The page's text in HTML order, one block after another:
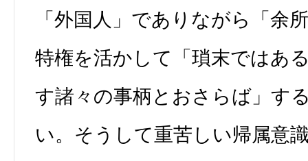
「外国人」でありながら「余
特権を活かして「瑣末ではあ
す諸々の事柄とおさらば」す
い。そうして重苦しい帰属意